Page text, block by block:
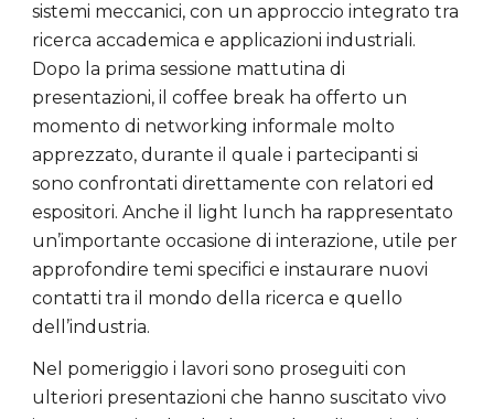
sistemi meccanici, con un approccio integrato tra
ricerca accademica e applicazioni industriali.
Dopo la prima sessione mattutina di
presentazioni, il coffee break ha offerto un
momento di networking informale molto
apprezzato, durante il quale i partecipanti si
sono confrontati direttamente con relatori ed
espositori. Anche il light lunch ha rappresentato
un’importante occasione di interazione, utile per
approfondire temi specifici e instaurare nuovi
contatti tra il mondo della ricerca e quello
dell’industria.
Nel pomeriggio i lavori sono proseguiti con
ulteriori presentazioni che hanno suscitato vivo